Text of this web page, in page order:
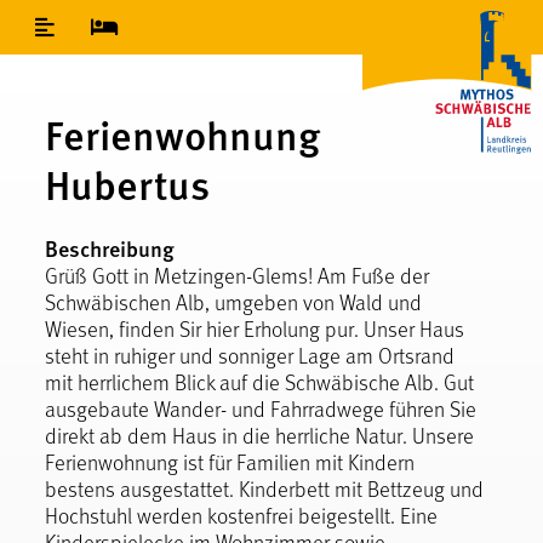
Inhaltsverzeichnis
Ferienwohnung
Hubertus
Beschreibung
Grüß Gott in Metzingen-Glems! Am Fuße der
Schwäbischen Alb, umgeben von Wald und
Wiesen, finden Sir hier Erholung pur. Unser Haus
steht in ruhiger und sonniger Lage am Ortsrand
mit herrlichem Blick auf die Schwäbische Alb. Gut
ausgebaute Wander- und Fahrradwege führen Sie
direkt ab dem Haus in die herrliche Natur. Unsere
Ferienwohnung ist für Familien mit Kindern
bestens ausgestattet. Kinderbett mit Bettzeug und
Hochstuhl werden kostenfrei beigestellt. Eine